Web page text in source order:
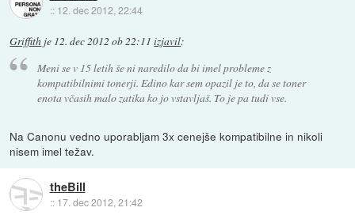
:: 12. dec 2012, 22:44
Griffith je 12. dec 2012 ob 22:11 izjavil:
Meni se v 15 letih še ni naredilo da bi imel probleme z
kompatibilnimi tonerji. Edino kar sem opazil je to, da se toner
enota včasih malo zatika ko jo vstavljaš. To je pa tudi vse.
Na Canonu vedno uporabljam 3x cenejše kompatibilne in nikoli
nisem imel težav.
theBill
:: 17. dec 2012, 21:42